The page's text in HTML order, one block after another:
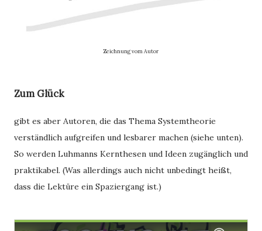
Zeichnung vom Autor
Zum Glück
gibt es aber Autoren, die das Thema Systemtheorie
verständlich aufgreifen und lesbarer machen (siehe unten).
So werden Luhmanns Kernthesen und Ideen zugänglich und
praktikabel. (Was allerdings auch nicht unbedingt heißt,
dass die Lektüre ein Spaziergang ist.)